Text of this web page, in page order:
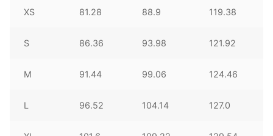
XS 81.28 88.9 119.38
S 86.36 93.98 121.92
M 91.44 99.06 124.46
L 96.52 104.14 127.0